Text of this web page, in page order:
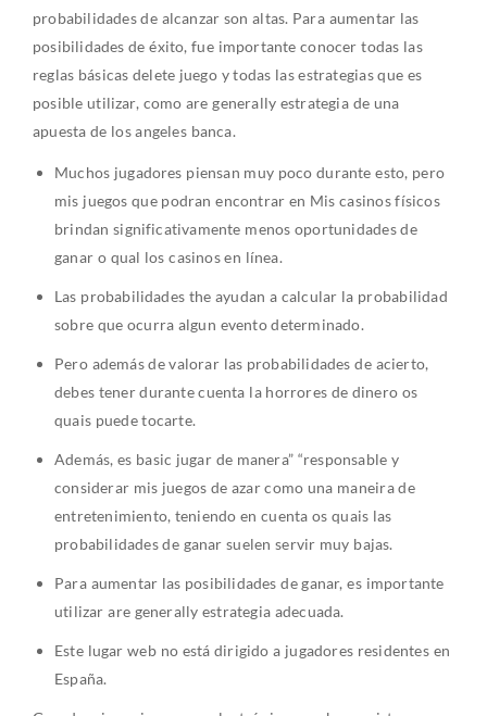
probabilidades de alcanzar son altas. Para aumentar las
posibilidades de éxito, fue importante conocer todas las
reglas básicas delete juego y todas las estrategias que es
posible utilizar, como are generally estrategia de una
apuesta de los angeles banca.
Muchos jugadores piensan muy poco durante esto, pero
mis juegos que podran encontrar en Mis casinos físicos
brindan significativamente menos oportunidades de
ganar o qual los casinos en línea.
Las probabilidades the ayudan a calcular la probabilidad
sobre que ocurra algun evento determinado.
Pero además de valorar las probabilidades de acierto,
debes tener durante cuenta la horrores de dinero os
quais puede tocarte.
Además, es basic jugar de manera” “responsable y
considerar mis juegos de azar como una maneira de
entretenimiento, teniendo en cuenta os quais las
probabilidades de ganar suelen servir muy bajas.
Para aumentar las posibilidades de ganar, es importante
utilizar are generally estrategia adecuada.
Este lugar web no está dirigido a jugadores residentes en
España.